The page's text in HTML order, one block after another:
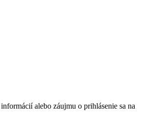
alebo záujmu o prihlásenie sa na